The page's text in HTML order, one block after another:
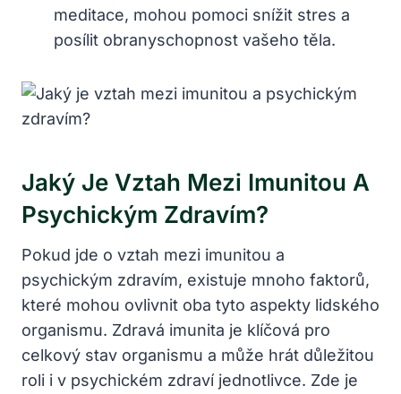
meditace, mohou pomoci snížit stres a
posílit obranyschopnost vašeho těla.
Jaký Je Vztah Mezi Imunitou A
Psychickým Zdravím?
Pokud jde o vztah mezi imunitou a
psychickým zdravím, existuje mnoho faktorů,
které mohou ovlivnit oba tyto aspekty lidského
organismu. Zdravá imunita je klíčová pro
celkový stav organismu a může hrát důležitou
roli i v psychickém zdraví jednotlivce. Zde je